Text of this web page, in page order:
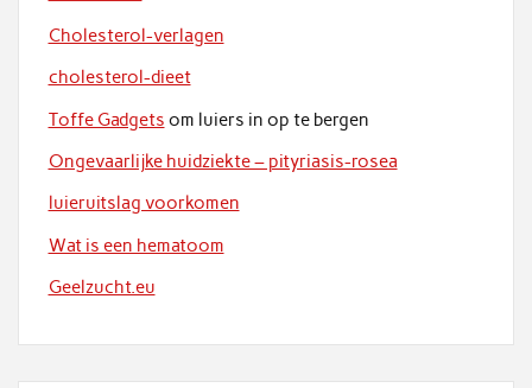
Cholesterol-verlagen
cholesterol-dieet
Toffe Gadgets om luiers in op te bergen
Ongevaarlijke huidziekte – pityriasis-rosea
luieruitslag voorkomen
Wat is een hematoom
Geelzucht.eu